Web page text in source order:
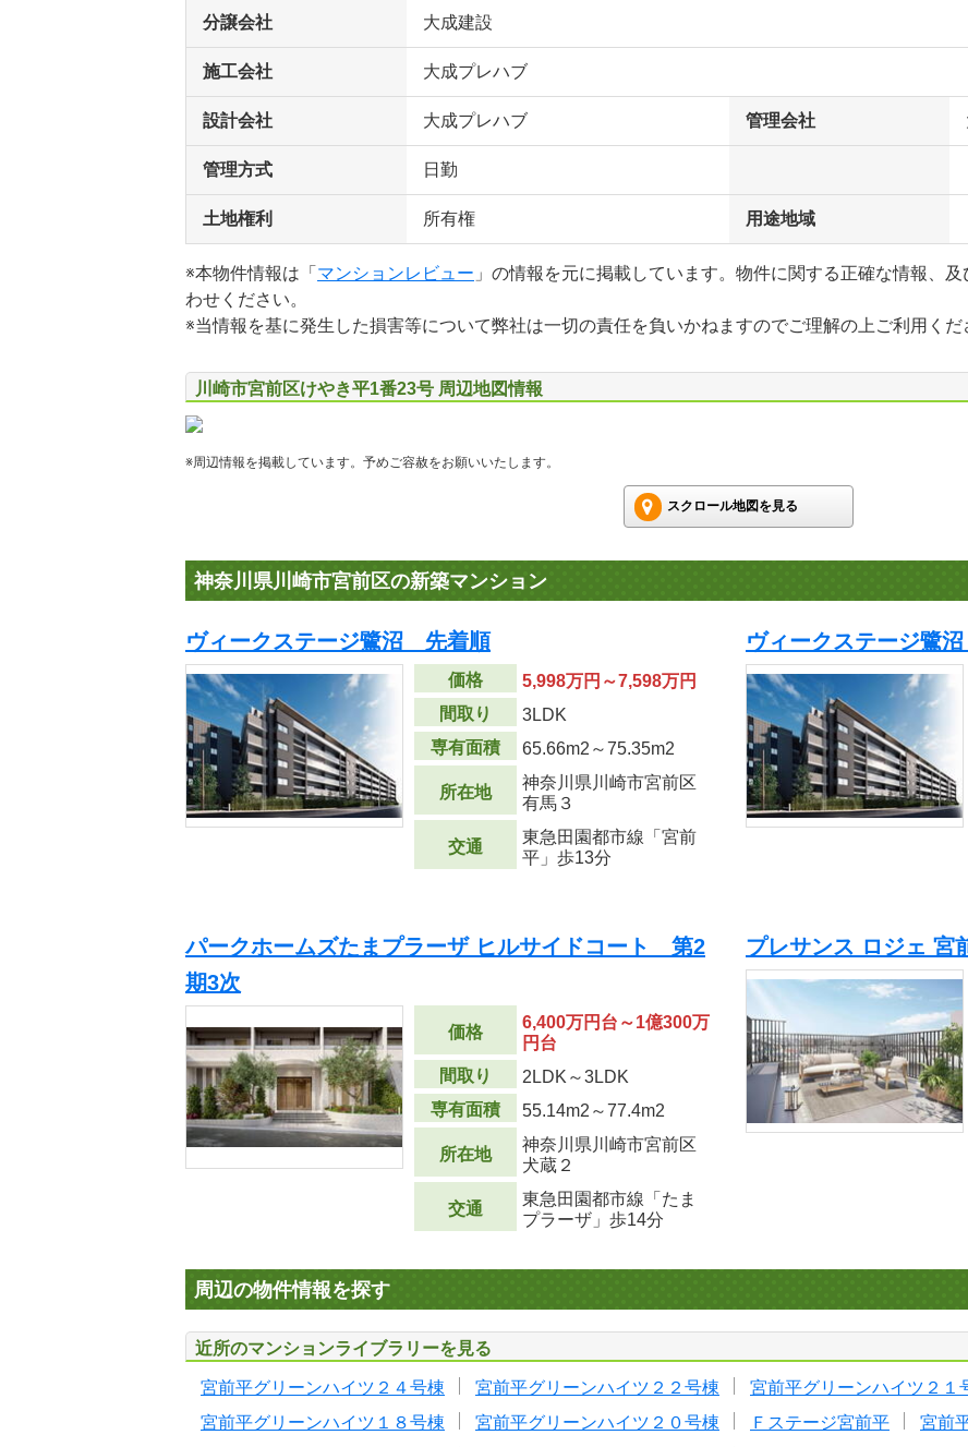
分譲会社 大成建設
施工会社 大成プレハブ
設計会社 大成プレハブ 管理会社
管理方式 日勤
土地権利 所有権 用途地域
※本物件情報は「 マンションレビュー 」の情報を元に掲載しています。物件に関する正確な情報、
わせください。
※当情報を基に発生した損害等について弊社は一切の責任を負いかねますのでご理解の上ご利用くだ
川崎市宮前区けやき平1番23号 周辺地図情報
※周辺情報を掲載しています。予めご容赦をお願いいたします。
スクロール地図を見る
神奈川県川崎市宮前区の新築マンション
ヴィークステージ鷺沼 先着順
価格
5,998万円～7,598万円
間取り
3LDK
専有面積
65.66m2 ～75.35m2
所在地
神奈川県川崎市宮前区
有馬３
交通
東急田園都市線「宮前
平」歩13分
ヴィークステージ鷺
パークホームズたまプラーザ ヒルサイドコート 第2
期3次
価格
6,400万円台～1億300万
円台
間取り
2LDK～3LDK
専有面積
55.14m2 ～77.4m2
所在地
神奈川県川崎市宮前区
犬蔵２
交通
東急田園都市線「たま
プラーザ」歩14分
プレサンス ロジェ
周辺の物件情報を探す
近所のマンションライブラリーを見る
宮前平グリーンハイツ２４号棟 宮前平グリーンハイツ２２号棟
宮前平グリーンハイツ２１
宮前平グリーンハイツ１８号棟
宮前平グリーンハイツ２０号棟 Ｆステージ宮前平
宮前